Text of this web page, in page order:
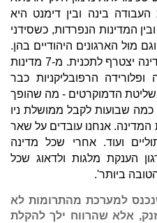
בינה ובין דימנט היא
המדינות הנפרדות, כשסידני
מול הארגונים היהודיים בהן.
'הכי חשוב זה שכל מושל בכל מדינה יצטרף לתכנית. מ-7 מדינות
הרפובליקניות כבר
הדמוקרטים - מה שהופך
שבועות לקבל ממושלת ניו
המדינה. אנחנו עובדים על שאר
ועוד. אחרי שכל מדינה
הענקת מלגות ולדאוג שכל
ביותר'.
למערכת מהתרומות לא
אלא שהרווח ילך להקלת